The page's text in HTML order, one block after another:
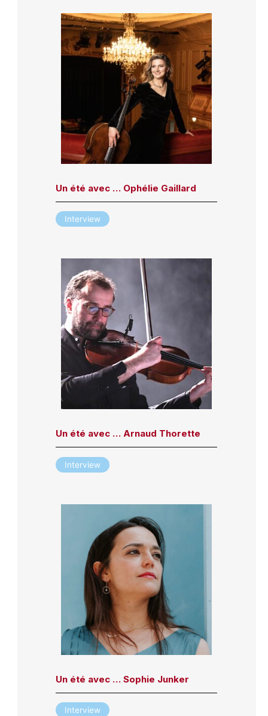
Un été avec … Ophélie Gaillard
Interview
Un été avec … Arnaud Thorette
Interview
Un été avec … Sophie Junker
Interview